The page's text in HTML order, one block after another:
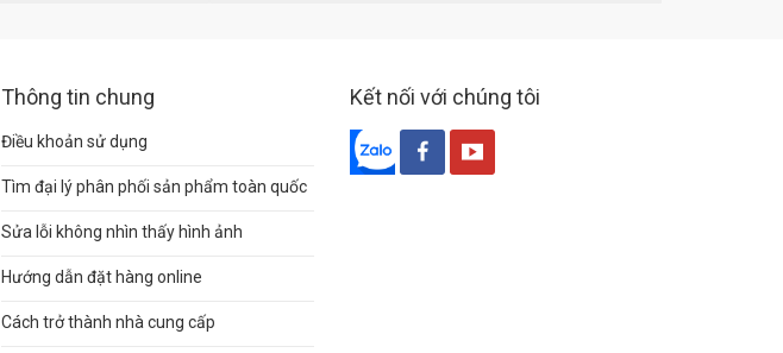
Thông tin chung
Điều khoản sử dụng
Tìm đại lý phân phối sản phẩm toàn quốc
Sửa lỗi không nhìn thấy hình ảnh
Hướng dẫn đặt hàng online
Cách trở thành nhà cung cấp
Kết nối với chúng tôi